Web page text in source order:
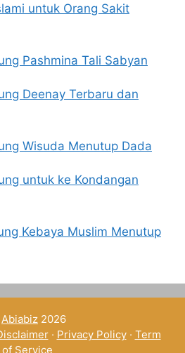
untuk Orang Sakit
Pashmina Tali Sabyan
Deenay Terbaru dan
Wisuda Menutup Dada
untuk ke Kondangan
Kebaya Muslim Menutup
Abiabiz 2026
· Privacy Policy· Term
of Service